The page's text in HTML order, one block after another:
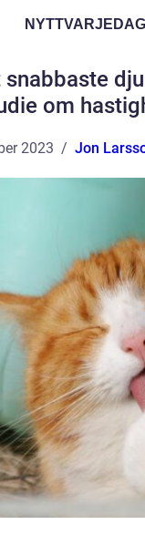
snabbaste
om
2023 Jon